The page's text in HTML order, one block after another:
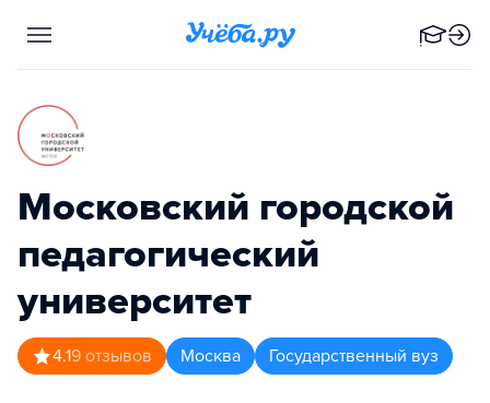
Московский городской
педагогический
университет
4.19 отзывов Москва Государственный вуз